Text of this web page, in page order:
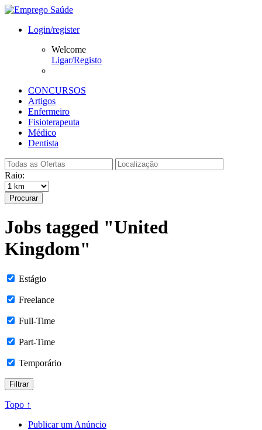
Login/register
Welcome
Ligar/Registo
CONCURSOS
Artigos
Enfermeiro
Fisioterapeuta
Médico
Dentista
Raio:
Procurar
Jobs tagged "United
Kingdom"
Estágio
Freelance
Full-Time
Part-Time
Temporário
Topo ↑
Publicar um Anúncio